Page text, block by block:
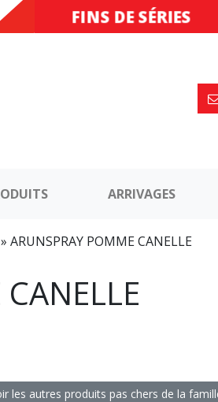
DESTOCKAGE
FINS DE SÉRIES
ARRIVAGES
» ARUNSPRAY POMME CANELLE
les autres produits pas chers de la